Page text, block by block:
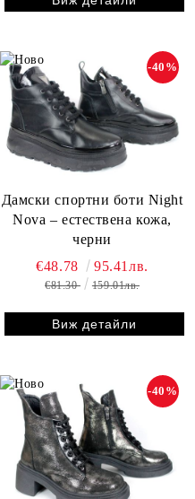
Дамски спортни боти Night
Nova – естествена кожа,
черни
-40%
€48.78 95.41лв.
€81.30 159.01лв.
Виж детайли
-40%